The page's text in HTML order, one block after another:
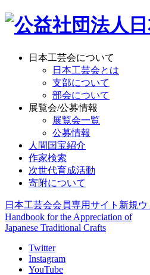
日本工芸会について
日本工芸会とは
支部について
部会について
展覧会/公募情報
展覧会一覧
公募情報
人間国宝紹介
作家検索
次世代育成活動
寄附について
日本工芸会会員専用サイト 新規
Handbook for the Appreciation of
Japanese Traditional Crafts
Twitter
Instagram
YouTube